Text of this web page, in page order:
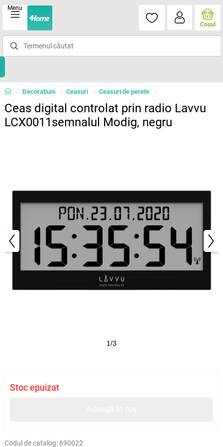
Menu
Coşul
Decorațiuni Ceasuri Ceasuri de perete
Ceas digital controlat prin radio Lavvu
LCX0011semnalul Modig, negru
1/3
Stoc epuizat
Codul de catalog: 690022